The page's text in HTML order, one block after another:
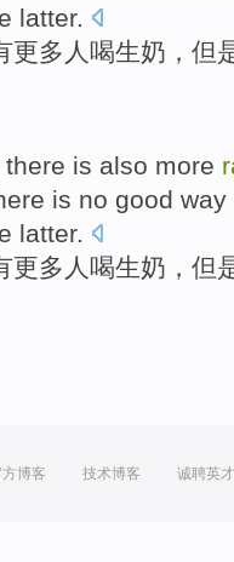
latter.
更多人 喝生奶 ， 但
there is also more
is no good way
latter.
更多人 喝生奶 ， 但
博客 技术博客 诚聘英才